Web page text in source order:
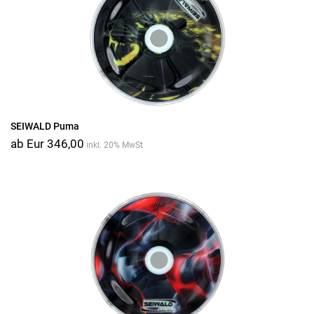
SEIWALD Puma
ab Eur 346,00 inkl. 20% MwSt